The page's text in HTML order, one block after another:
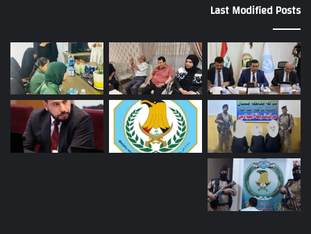
Last Modified Posts